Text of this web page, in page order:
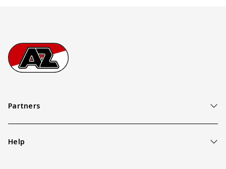
Footer
Ga naar onze homepage
Partners
Help